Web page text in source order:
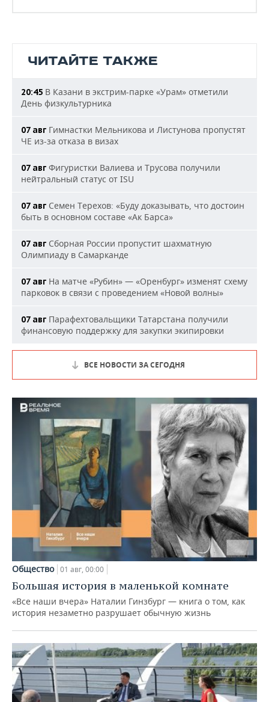
ЧИТАЙТЕ ТАКЖЕ
20:45 В Казани в экстрим-парке «Урам» отметили
День физкультурника
07 авг Гимнастки Мельникова и Листунова пропустят
ЧЕ из-за отказа в визах
07 авг Фигуристки Валиева и Трусова получили
нейтральный статус от ISU
07 авг Семен Терехов: «Буду доказывать, что достоин
быть в основном составе «Ак Барса»
07 авг Сборная России пропустит шахматную
Олимпиаду в Самарканде
07 авг На матче «Рубин» — «Оренбург» изменят схему
парковок в связи с проведением «Новой волны»
07 авг Парафехтовальщики Татарстана получили
финансовую поддержку для закупки экипировки
ВСЕ НОВОСТИ ЗА СЕГОДНЯ
Общество 01 авг, 00:00
Большая история в маленькой комнате
«Все наши вчера» Наталии Гинзбург — книга о том, как
история незаметно разрушает обычную жизнь